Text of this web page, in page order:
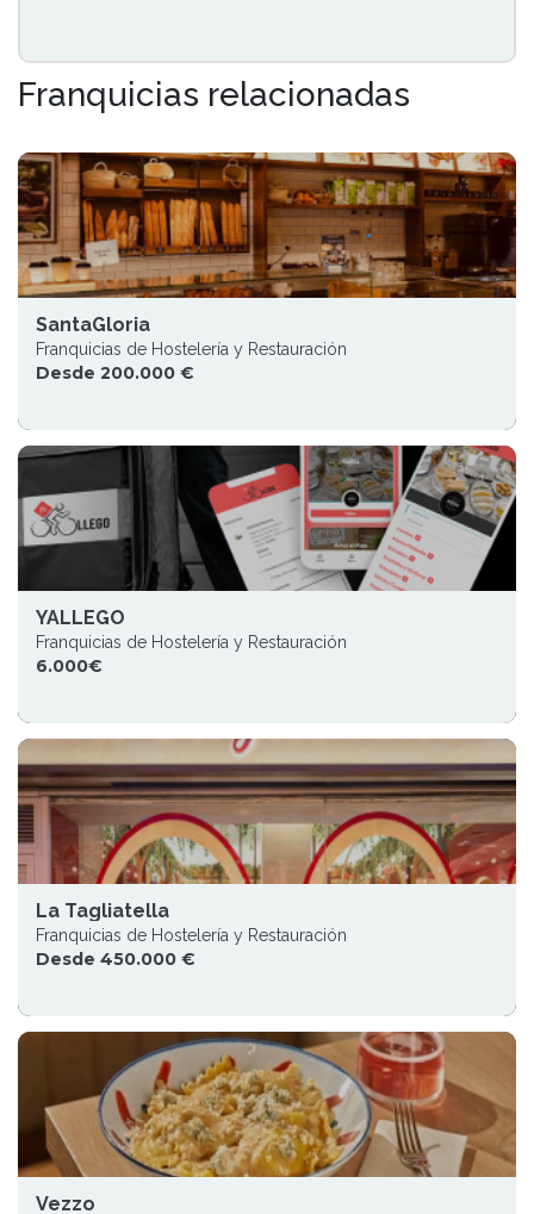
Franquicias relacionadas
SantaGloria
Franquicias de Hostelería y Restauración
Desde 200.000 €
YALLEGO
Franquicias de Hostelería y Restauración
6.000€
La Tagliatella
Franquicias de Hostelería y Restauración
Desde 450.000 €
Vezzo